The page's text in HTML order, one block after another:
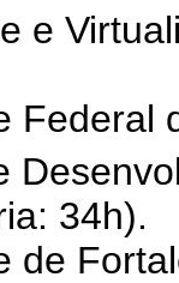
e
Federal
34h).
de